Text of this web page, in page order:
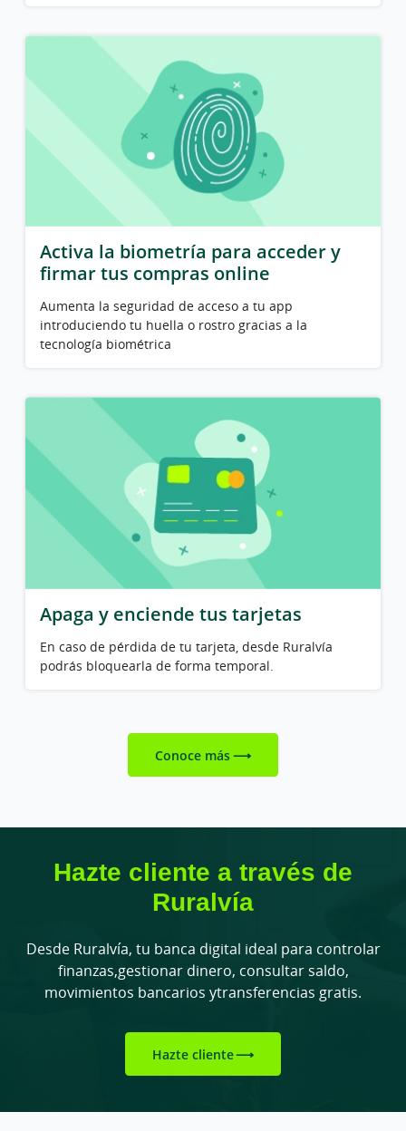
Activa la biometría para acceder y
firmar tus compras online
Aumenta la seguridad de acceso a tu app
introduciendo tu huella o rostro gracias a la
tecnología biométrica
Apaga y enciende tus tarjetas
En caso de pérdida de tu tarjeta, desde Ruralvía
podrás bloquearla de forma temporal.
Conoce más
Hazte cliente a través de
Ruralvía
Desde Ruralvía, tu banca digital ideal para controlar
finanzas,gestionar dinero, consultar saldo,
movimientos bancarios ytransferencias gratis.
Hazte cliente